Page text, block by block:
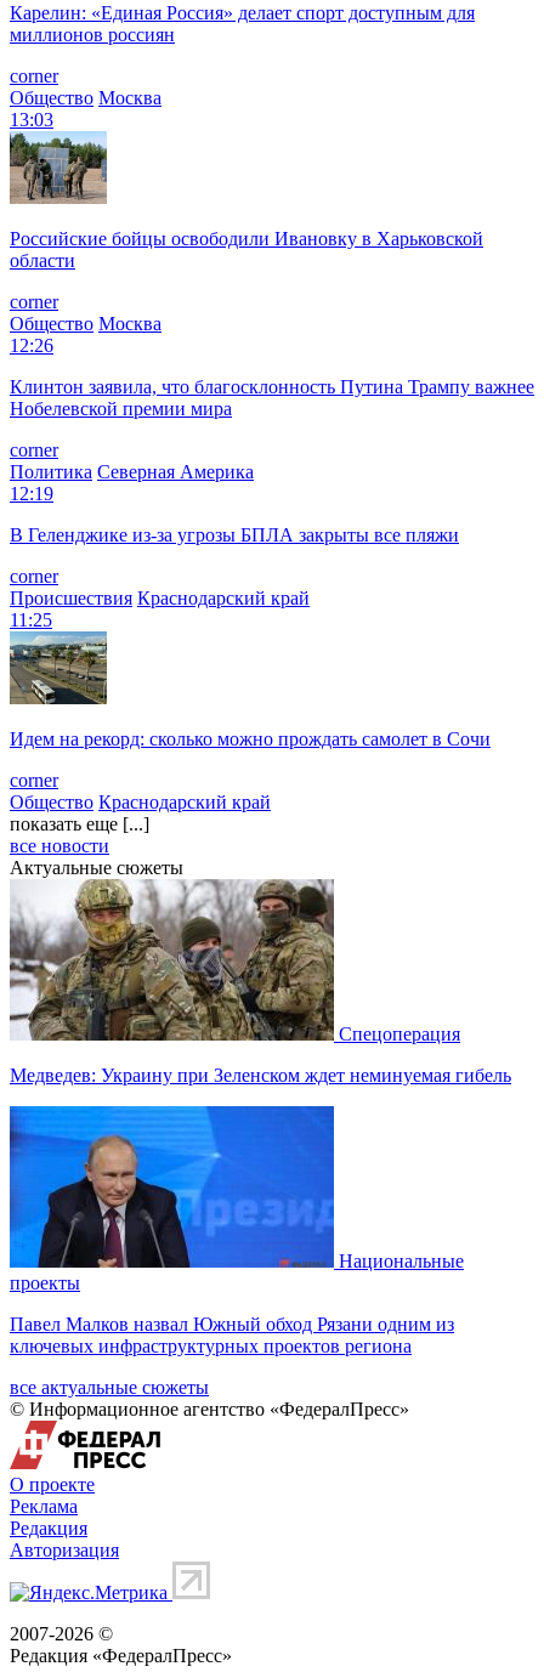
Карелин: «Единая Россия» делает спорт доступным для
миллионов россиян
corner
Общество Москва
13:03
Российские бойцы освободили Ивановку в Харьковской
области
corner
Общество Москва
12:26
Клинтон заявила, что благосклонность Путина Трампу важнее
Нобелевской премии мира
corner
Политика Северная Америка
12:19
В Геленджике из-за угрозы БПЛА закрыты все пляжи
corner
Происшествия Краснодарский край
11:25
Идем на рекорд: сколько можно прождать самолет в Сочи
corner
Общество Краснодарский край
показать еще [...]
все новости
Актуальные сюжеты
Спецоперация
Медведев: Украину при Зеленском ждет неминуемая гибель
Национальные
проекты
Павел Малков назвал Южный обход Рязани одним из
ключевых инфраструктурных проектов региона
все актуальные сюжеты
© Информационное агентство «ФедералПресс»
О проекте
Реклама
Редакция
Авторизация
2007-2026 ©
Редакция «ФедералПресс»